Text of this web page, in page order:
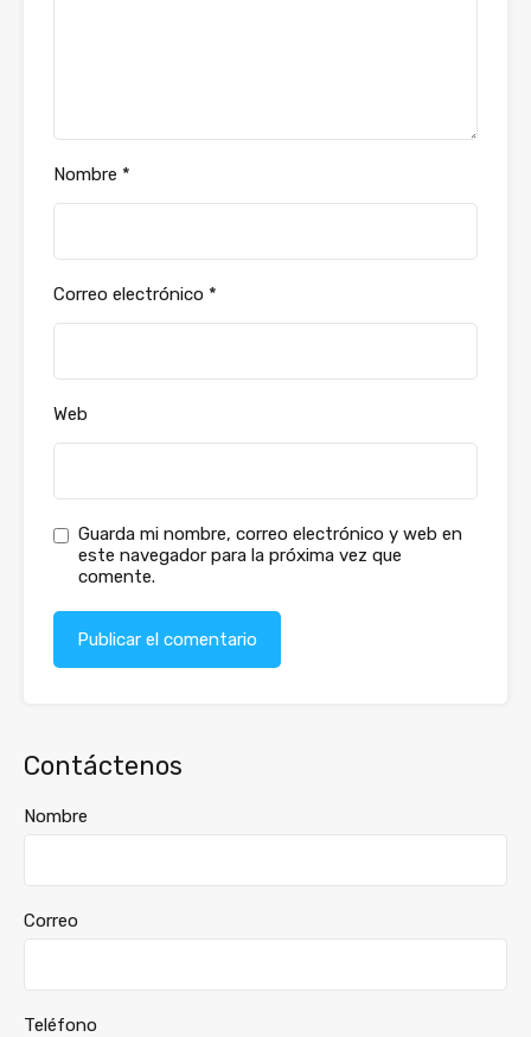
Nombre *
Correo electrónico *
Web
Guarda mi nombre, correo electrónico y web en
este navegador para la próxima vez que
comente.
Contáctenos
Nombre
Correo
Teléfono